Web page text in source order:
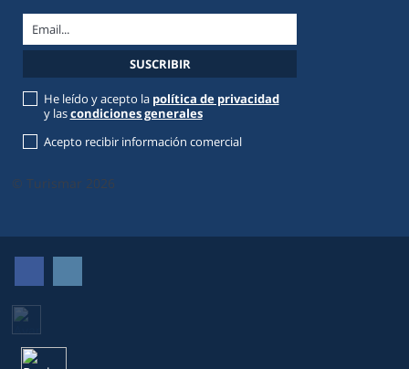
He leído y acepto la política de privacidad
y lascondiciones generales
Acepto recibir información comercial
© Turismar 2026